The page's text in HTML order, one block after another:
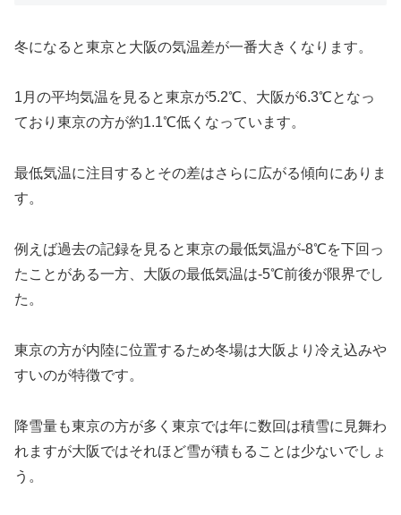
冬になると東京と大阪の気温差が一番大きくなります。
1月の平均気温を見ると東京が5.2℃、大阪が6.3℃となっ
ており東京の方が約1.1℃低くなっています。
最低気温に注目するとその差はさらに広がる傾向にありま
す。
例えば過去の記録を見ると東京の最低気温が-8℃を下回っ
たことがある一方、大阪の最低気温は-5℃前後が限界でし
た。
東京の方が内陸に位置するため冬場は大阪より冷え込みや
すいのが特徴です。
降雪量も東京の方が多く東京では年に数回は積雪に見舞わ
れますが大阪ではそれほど雪が積もることは少ないでしょ
う。